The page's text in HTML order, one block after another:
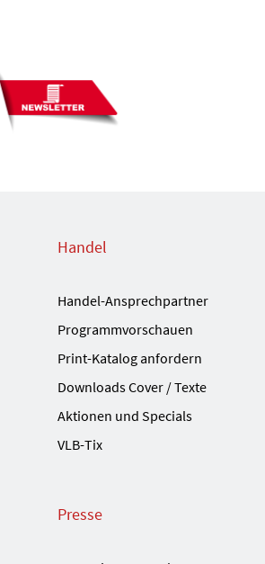
Handel
Handel-Ansprechpartner
Programmvorschauen
Print-Katalog anfordern
Downloads Cover / Texte
Aktionen und Specials
VLB-Tix
Presse